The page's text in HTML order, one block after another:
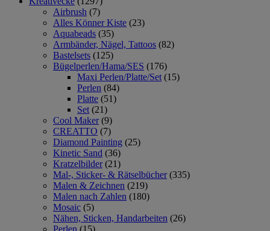
Airbrush (7)
Alles Könner Kiste (23)
Aquabeads (35)
Armbänder, Nägel, Tattoos (82)
Bastelsets (125)
Bügelperlen/Hama/SES (176)
Maxi Perlen/Platte/Set (15)
Perlen (84)
Platte (51)
Set (21)
Cool Maker (9)
CREATTO (7)
Diamond Painting (25)
Kinetic Sand (36)
Kratzelbilder (21)
Mal-, Sticker- & Rätselbücher (335)
Malen & Zeichnen (219)
Malen nach Zahlen (180)
Mosaic (5)
Nähen, Sticken, Handarbeiten (26)
Perlen (15)